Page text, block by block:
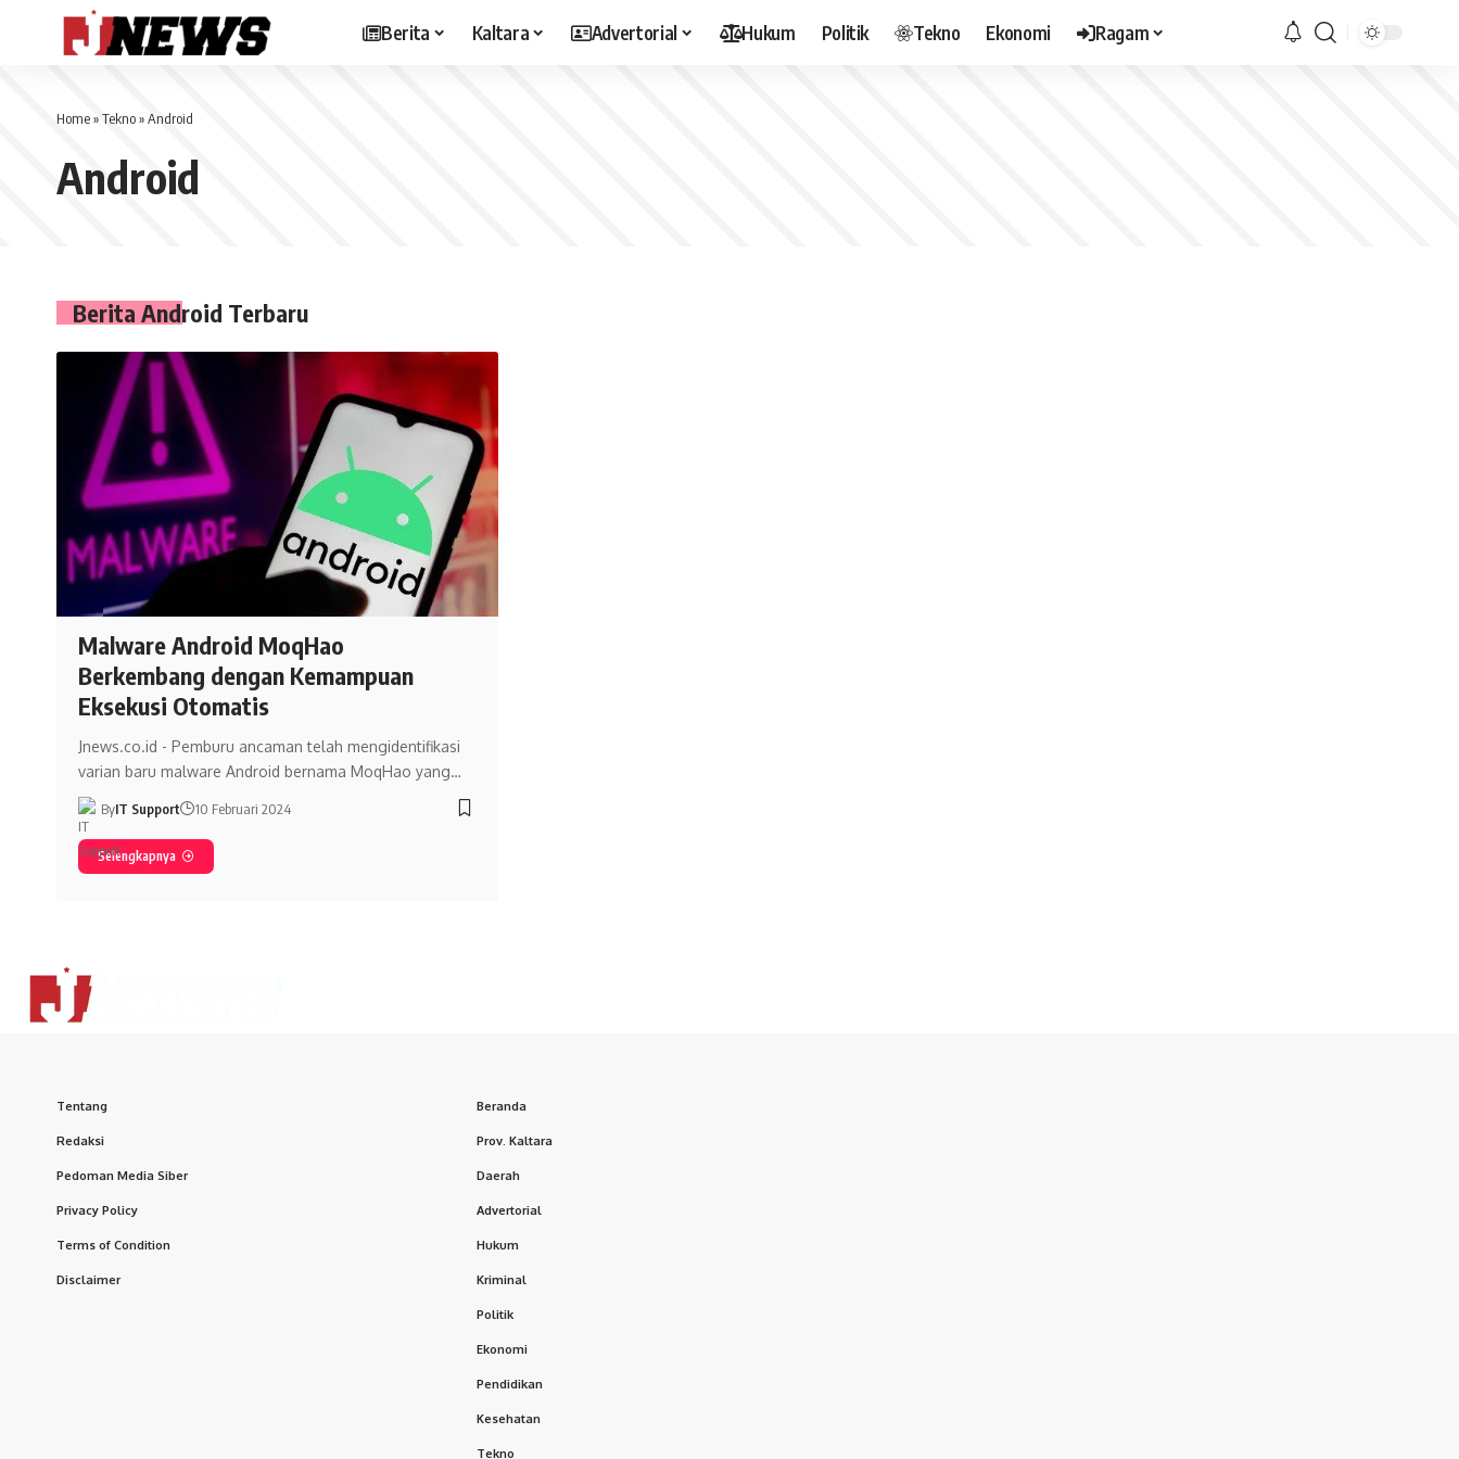
Berita Kaltara Advertorial Hukum Politik Tekno Ekonomi Ragam
Home»Tekno»Android
Android
Berita Android Terbaru
Malware Android MoqHao
Berkembang dengan Kemampuan
Eksekusi Otomatis
Jnews.co.id - Pemburu ancaman telah mengidentifikasi
varian baru malware Android bernama MoqHao yang…
ByIT Support 10 Februari 2024
Selengkapnya
Tentang
Redaksi
Pedoman Media Siber
Privacy Policy
Terms of Condition
Disclaimer
Beranda
Prov. Kaltara
Daerah
Advertorial
Hukum
Kriminal
Politik
Ekonomi
Pendidikan
Kesehatan
Tekno